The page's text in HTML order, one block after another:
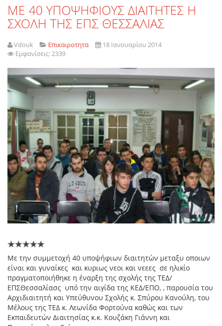
ΜΕ 40 ΥΠΟΨΗΦΙΟΥΣ ΔΙΑΙΤΗΤΕΣ Η
ΣΧΟΛΗ ΤΗΣ ΕΠΣ ΘΕΣΣΑΛΙΑΣ
Vdouk Επικαιροτητα
18 Ιανουαρίου 2014
Εμφανίσεις: 2339
Mε την συμμετοχή 40 υποψήφιων διαιτητών μεταξυ οποιων
είναι και γυναίκες και κυριως νεοι και νεεες σε ηλικίο
πραγματοποιήθηκε η έναρξη της σχολής της ΤΕΔ/
ΕΠΣΘεσσαλίασς υπό την αιγίδα της ΚΕΔ/ΕΠΟ, , παρουσία του
Αρχιδιαιτητή και Υπεύθυνου Σχολής κ. Σπύρου Κανούλη, του
Μέλους της ΤΕΔ κ. Λεωνίδα Φορτούνα καθώς και των
Εκπαιδευτών Διαιτησίας κ.κ. Κουζάκη Γιάννη και